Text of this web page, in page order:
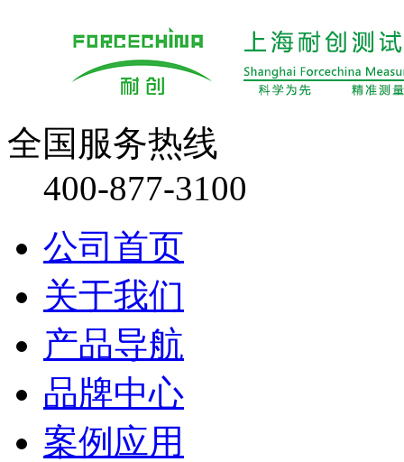
全国服务热线
400-877-3100
公司首页
关于我们
产品导航
品牌中心
案例应用